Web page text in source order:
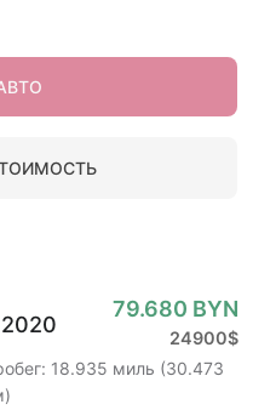
79.680 BYN
24900$
18.935 миль (30.473